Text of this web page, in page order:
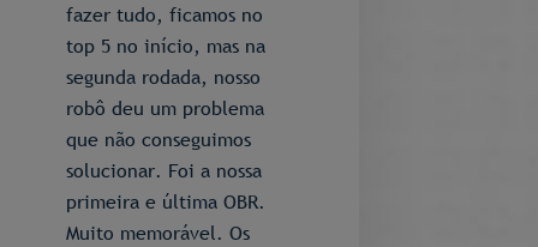
fazer tudo, ficamos no
top 5 no início, mas na
segunda rodada, nosso
robô deu um problema
que não conseguimos
solucionar. Foi a nossa
primeira e última OBR.
Muito memorável. Os